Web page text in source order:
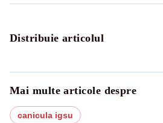
Distribuie articolul
Mai multe articole despre
canicula igsu